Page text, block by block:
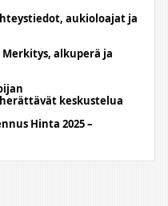
aukioloajat ja
alkuperä ja
keskustelua
Hinta 2025 –